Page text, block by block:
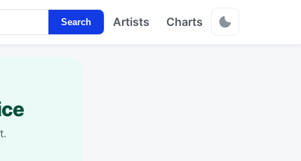
Search Artists Charts